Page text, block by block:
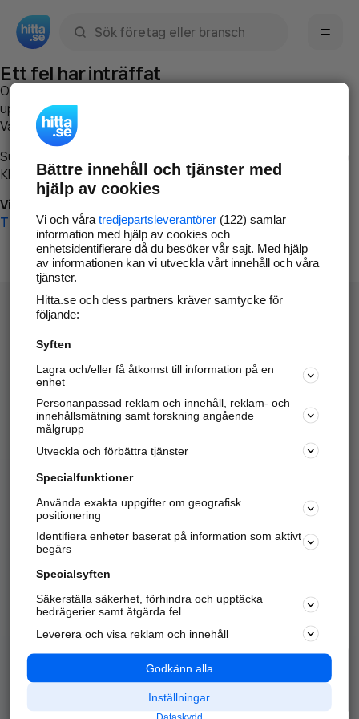
Ett fel har inträffat
Om du vill kan du
uppstod så att vi lättare och snabbare kan avhjälpa det.
Vänligen försök med följande:
Surfa till
Klicka påTillbaka-knappen i webbläsaren och försök igen
Vi beklagar besväret!
Till startsidan
Hitta.se - Gratis nummerupplysning.
Sök företag, personer och platser.
Hitta telefonnummer, adresser, företagsinfo mm.
Marknadsför företaget
Kom igång och annonsera mot
samarbetspartners nära dig.
Alla kategorier
Populära sökningar
API & Kartor
Annonsera
Integritet
Nödnummer
Bättre innehåll och tjänster med
hjälp av cookies
Vi och våra tredjepartsleverantörer(122) samlar
information med hjälp av cookies och
enhetsidentifierare då du besöker vår sajt. Med hjälp
av informationen kan vi utveckla vårt innehåll och våra
tjänster.
Hitta.se och dess partners kräver samtycke för
följande:
Syften
Lagra och/eller få åtkomst till information på en
enhet
Personanpassad reklam och innehåll, reklam- och
innehållsmätning samt forskning angående
målgrupp
Utveckla och förbättra tjänster
Specialfunktioner
Använda exakta uppgifter om geografisk
positionering
Identifiera enheter baserat på information som aktivt
begärs
Specialsyften
Säkerställa säkerhet, förhindra och upptäcka
bedrägerier samt åtgärda fel
Leverera och visa reklam och innehåll
Godkänn alla
Inställningar
Dataskydd